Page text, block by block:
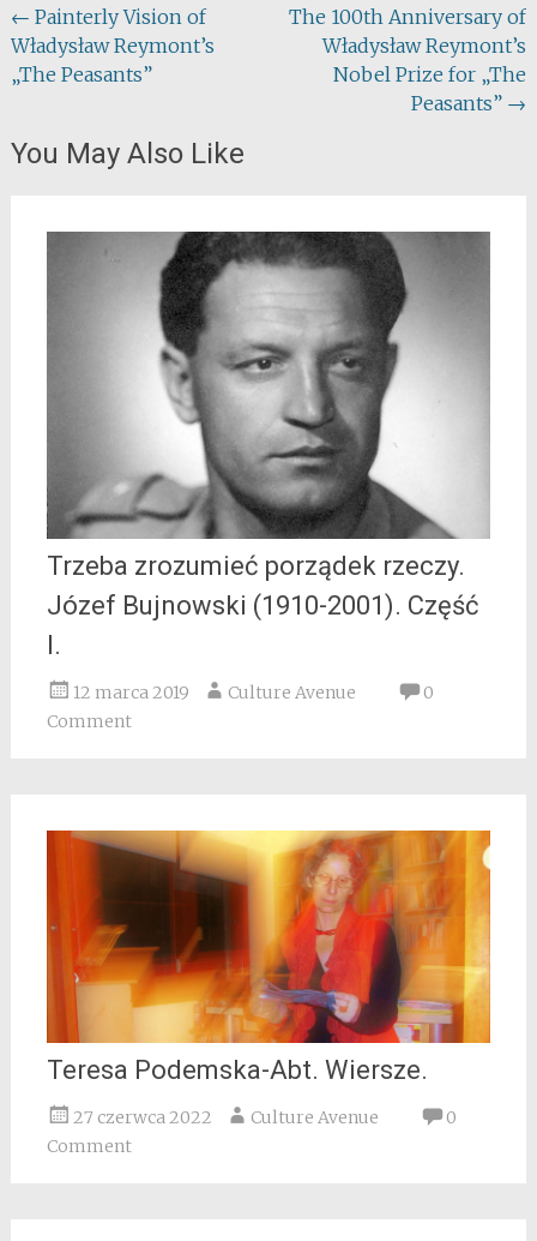
Post
navigation
← Painterly Vision of
Władysław Reymont’s
„The Peasants”
The 100th Anniversary of
Władysław Reymont’s
Nobel Prize for „The
Peasants” →
You May Also Like
Trzeba zrozumieć porządek rzeczy.
Józef Bujnowski (1910-2001). Część
I.
12 marca 2019 Culture Avenue
0
Comment
Teresa Podemska-Abt. Wiersze.
27 czerwca 2022 Culture Avenue
0
Comment